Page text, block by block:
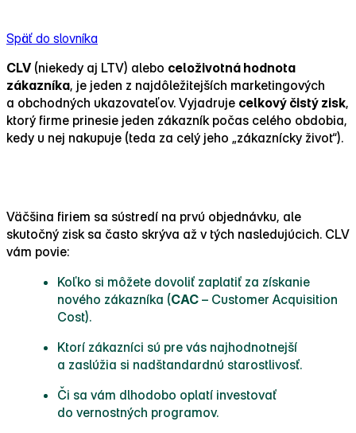
Späť do slovníka
CLV (niekedy aj LTV) alebo celoživotná hodnota
zákazníka, je jeden z najdôležitejších marketingových
a obchodných ukazovateľov. Vyjadruje celkový čistý zisk,
ktorý firme prinesie jeden zákazník počas celého obdobia,
kedy u nej nakupuje (teda za celý jeho „zákaznícky život“).
Väčšina firiem sa sústredí na prvú objednávku, ale
skutočný zisk sa často skrýva až v tých nasledujúcich. CLV
vám povie:
Koľko si môžete dovoliť zaplatiť za získanie
nového zákazníka (CAC – Customer Acquisition
Cost).
Ktorí zákazníci sú pre vás najhodnotnejší
a zaslúžia si nadštandardnú starostlivosť.
Či sa vám dlhodobo oplatí investovať
do vernostných programov.